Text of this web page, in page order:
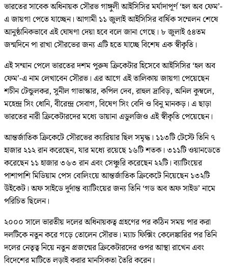
ভারতের সাবেক অধিনায়ক সৌরভ গাঙ্গুলী আইসিসির মর্যাদাপূর্ণ ‘হল অব ফেম’-
এ জায়গা পেতে যাচ্ছেন। আগামী ১১ জুলাই আইসিসির বার্ষিক সম্মেলন শেষে
আনুষ্ঠানিকভাবে এই ঘোষণা দেয়া হবে বলে জানা গেছে। ৮ জুলাই ৫৪তম
জন্মদিনে পা রাখা সৌরভের জন্য এটি হতে যাচ্ছে বিশেষ এক স্বীকৃতি।
এই সম্মান পেলে ভারতের দশম পুরুষ ক্রিকেটার হিসেবে আইসিসির ‘হল অব
ফেম’-এ নাম লেখাবেন সৌরভ। এর আগে এই তালিকায় জায়গা পেয়েছেন
শচীন টেন্ডুলকর, সুনীল গাভাস্কার, কপিল দেব, রাহুল দ্রাবিড়, অনিল কুম্বলে,
মহেন্দ্র সিং ধোনি, বীরেন্দ্র সেবাগ, বিষেণ সিং বেদি ও বিনু মানকড়। এ ছাড়া
ভারতের নারী ক্রিকেটারদের মধ্যে ডায়ানা এডুলজিও এই স্বীকৃতি পেয়েছেন।
আন্তর্জাতিক ক্রিকেটে সৌরভের ক্যারিয়ার ছিল সমৃদ্ধ। ১১৩টি টেস্টে তিনি ৭
হাজার ২১২ রান করেছেন, যার মধ্যে রয়েছে ১৬টি শতক। ৩১১টি ওয়ানডেতে
করেছেন ১১ হাজার ৩৬৩ রান এবং সেঞ্চুরি করেছেন ২২টি। ব্যাটিংয়ের
পাশাপাশি মিডিয়াম পেস বোলিংয়ে আন্তর্জাতিক ক্রিকেটে নিয়েছেন ১৩২টি
উইকেট। অফ সাইডে দুর্দান্ত ব্যাটিংয়ের জন্য তিনি ‘গড অব অফ সাইড’ নামে
পরিচিত ছিলেন।
২০০০ সালে ভারতীয় দলের অধিনায়কত্ব গ্রহণের পর কঠিন সময় পার করা
দলটিকে নতুন করে গড়ে তোলেন সৌরভ। ম্যাচ ফিক্সিং কেলেঙ্কারির পর তিনি
দলের নেতৃত্ব নিয়ে নতুন প্রজন্মের ক্রিকেটারদের ওপর আস্থা রাখেন এবং
বিদেশের মাটিতে লড়াই করার মানসিকতা তৈরি করেন।